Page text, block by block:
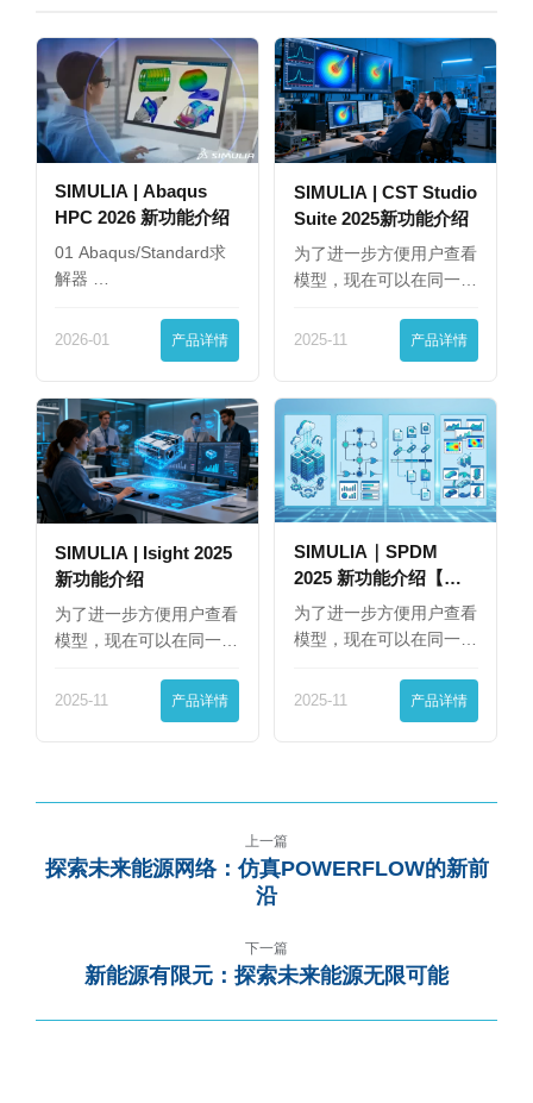
SIMULIA | Abaqus
HPC 2026 新功能介绍
01 Abaqus/Standard求
解器 …
2026-01 产品详情
SIMULIA | CST Studio
Suite 2025新功能介绍
为了进一步方便用户查看
模型，现在可以在同一
2025-11 产品详情
SIMULIA | Isight 2025
新功能介绍
为了进一步方便用户查看
模型，现在可以在同一
2025-11 产品详情
SIMULIA｜SPDM
2025 新功能介绍【下
篇】
为了进一步方便用户查看
模型，现在可以在同一
2025-11 产品详情
上一篇
探索未来能源网络：仿真POWERFLOW的新前
沿
下一篇
新能源有限元：探索未来能源无限可能